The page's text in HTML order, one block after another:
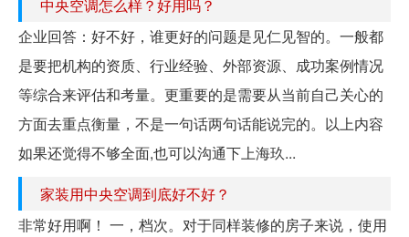
中央空调怎么样？好用吗？
企业回答：好不好，谁更好的问题是见仁见智的。一般都
是要把机构的资质、行业经验、外部资源、成功案例情况
等综合来评估和考量。更重要的是需要从当前自己关心的
方面去重点衡量，不是一句话两句话能说完的。以上内容
如果还觉得不够全面,也可以沟通下上海玖...
家装用中央空调到底好不好？
非常好用啊！ 一，档次。对于同样装修的房子来说，使用